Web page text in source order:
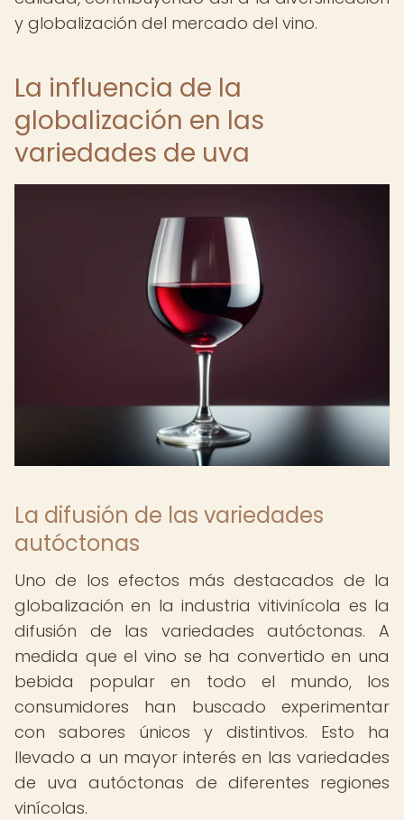
y globalización del mercado del vino.
La influencia de la
globalización en las
variedades de uva
La difusión de las variedades
autóctonas
Uno de los efectos más destacados de la
globalización en la industria vitivinícola es la
difusión de las variedades autóctonas. A
medida que el vino se ha convertido en una
bebida popular en todo el mundo, los
consumidores han buscado experimentar
con sabores únicos y distintivos. Esto ha
llevado a un mayor interés en las variedades
de uva autóctonas de diferentes regiones
vinícolas.